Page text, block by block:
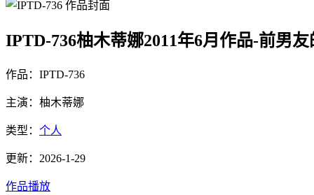
IPTD-736柚木蒂娜2011年6月作品-前男
作品：IPTD-736
主演：柚木蒂娜
类型： 个人
更新：2026-1-29
作品播放